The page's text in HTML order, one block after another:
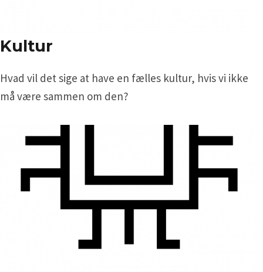
Kultur
Hvad vil det sige at have en fælles kultur, hvis vi ikke
må være sammen om den?